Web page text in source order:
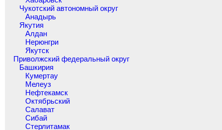
Чукотский автономный округ
Анадырь
Якутия
Алдан
Нерюнгри
Якутск
Приволжский федеральный округ
Башкирия
Кумертау
Мелеуз
Нефтекамск
Октябрьский
Салават
Сибай
Стерлитамак